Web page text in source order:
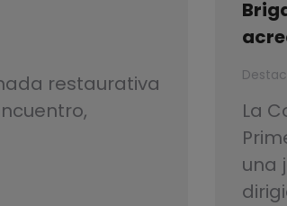
restaurativa
La
una